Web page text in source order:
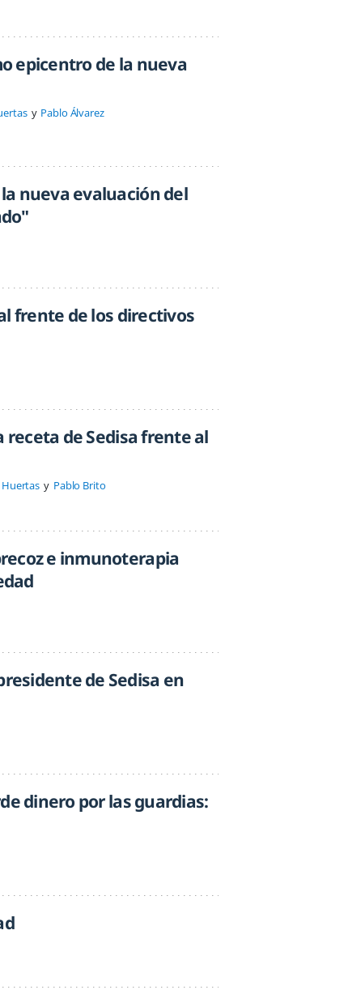
epicentro de la nueva
Pablo Álvarez
nueva evaluación del
frente de los directivos
de Sedisa frente al
Huertas
Pablo Brito
e inmunoterapia
de Sedisa en
dinero por las guardias: